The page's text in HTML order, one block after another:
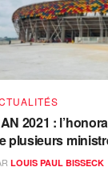
2021 :
plusieurs
LOUIS PAUL BISSECK